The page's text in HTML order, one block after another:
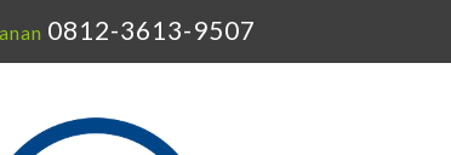
0812-3613-9507